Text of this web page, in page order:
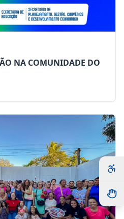
NA COMUNIDADE DO